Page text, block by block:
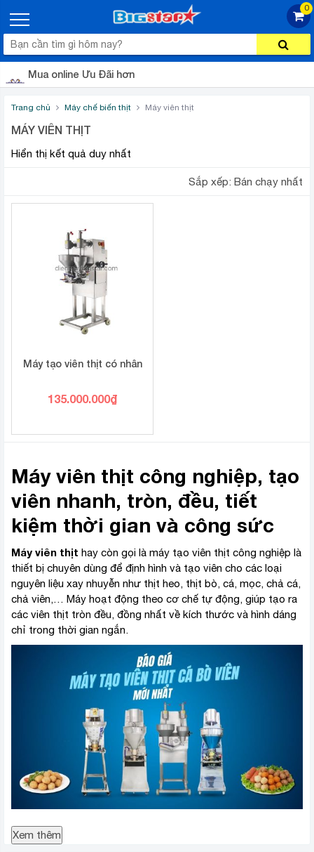
0
Mua online Ưu Đãi hơn
Trang chủ Máy chế biến thịt Máy viên thịt
MÁY VIÊN THỊT
Hiển thị kết quả duy nhất
Sắp xếp: Bán chạy nhất
Máy tạo viên thịt có nhân
135.000.000₫
Máy viên thịt công nghiệp, tạo
viên nhanh, tròn, đều, tiết
kiệm thời gian và công sức
Máy viên thịt hay còn gọi là máy tạo viên thịt công nghiệp là
thiết bị chuyên dùng để định hình và tạo viên cho các loại
nguyên liệu xay nhuyễn như thịt heo, thịt bò, cá, mọc, chả cá,
chả viên,… Máy hoạt động theo cơ chế tự động, giúp tạo ra
các viên thịt tròn đều, đồng nhất về kích thước và hình dáng
chỉ trong thời gian ngắn.
Xem thêm